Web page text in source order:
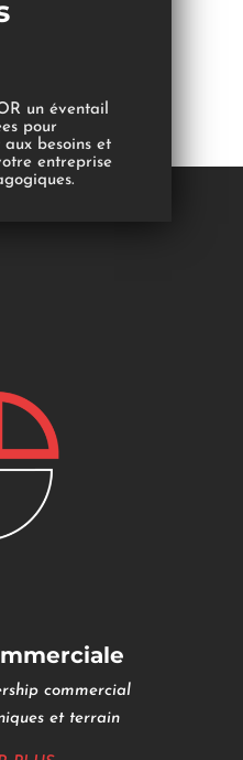
un éventail
pour
besoins et
entreprise
commercial
et terrain